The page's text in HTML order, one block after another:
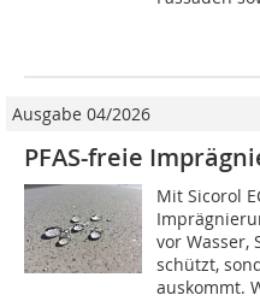
Ausgabe 04/2026
PFAS-freie
Mit Sicorol
vor Wasser,
schützt,
auskommt.